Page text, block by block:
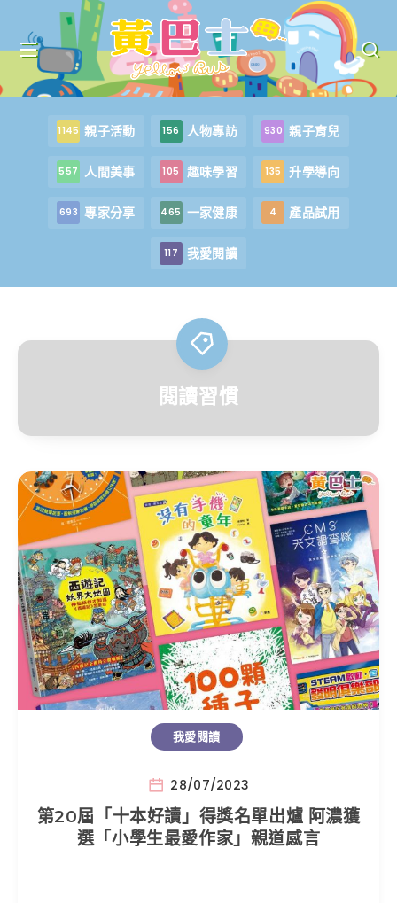
1145 親子活動 156 人物專訪 930 親子育兒
557 人間美事 105 趣味學習 135 升學導向
693 專家分享 465 一家健康 4 產品試用
117 我愛閱讀
閱讀習慣
我愛閱讀
28/07/2023
第20屆「十本好讀」得獎名單出爐 阿濃獲
選「小學生最愛作家」親道感言